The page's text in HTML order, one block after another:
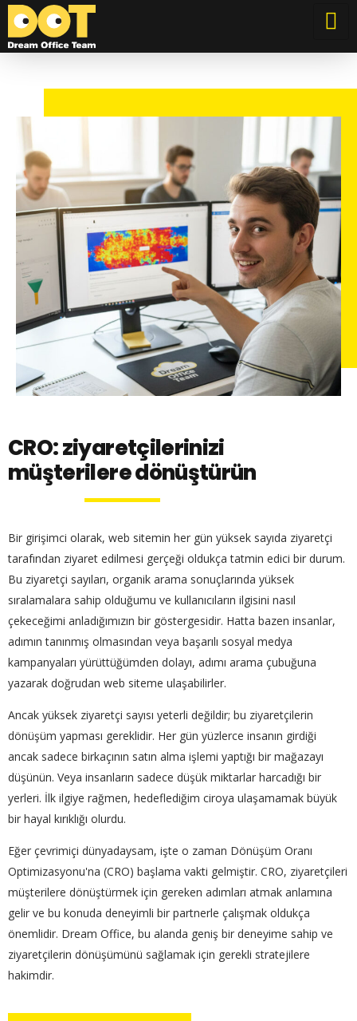
Dream Office Team
CRO: ziyaretçilerinizi
müşterilere dönüştürün
Bir girişimci olarak, web sitemin her gün yüksek sayıda ziyaretçi
tarafından ziyaret edilmesi gerçeği oldukça tatmin edici bir durum.
Bu ziyaretçi sayıları, organik arama sonuçlarında yüksek
sıralamalara sahip olduğumu ve kullanıcıların ilgisini nasıl
çekeceğimi anladığımızın bir göstergesidir. Hatta bazen insanlar,
adımın tanınmış olmasından veya başarılı sosyal medya
kampanyaları yürüttüğümden dolayı, adımı arama çubuğuna
yazarak doğrudan web siteme ulaşabilirler.
Ancak yüksek ziyaretçi sayısı yeterli değildir; bu ziyaretçilerin
dönüşüm yapması gereklidir. Her gün yüzlerce insanın girdiği
ancak sadece birkaçının satın alma işlemi yaptığı bir mağazayı
düşünün. Veya insanların sadece düşük miktarlar harcadığı bir
yerleri. İlk ilgiye rağmen, hedeflediğim ciroya ulaşamamak büyük
bir hayal kırıklığı olurdu.
Eğer çevrimiçi dünyadaysam, işte o zaman Dönüşüm Oranı
Optimizasyonu'na (CRO) başlama vakti gelmiştir. CRO, ziyaretçileri
müşterilere dönüştürmek için gereken adımları atmak anlamına
gelir ve bu konuda deneyimli bir partnerle çalışmak oldukça
önemlidir. Dream Office, bu alanda geniş bir deneyime sahip ve
ziyaretçilerin dönüşümünü sağlamak için gerekli stratejilere
hakimdir.